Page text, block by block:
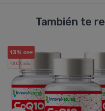
También te
13% OFF
PACK x3u.